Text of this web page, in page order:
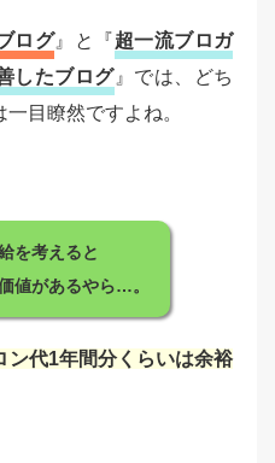
ログ』と『超一流ブロガ
したブログ』では、どち
目瞭然ですよね。
を考えると
値があるやら…。
ン代1年間分くらいは余裕